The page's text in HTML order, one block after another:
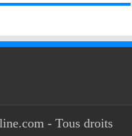
- Tous droits